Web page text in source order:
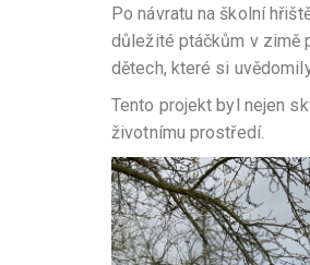
Po návratu na školní
důležité ptáčkům v zimě
dětech, které si
Tento projekt byl nejen
životnímu prostředí.